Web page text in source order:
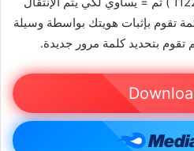
تقوم بإثبات هويتك بواسطة وسيلة
تقوم بتحديد كلمة مرور جديدة.